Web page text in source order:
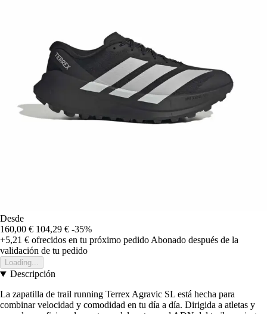
Desde
160,00 € 104,29 € -35%
+5,21 € ofrecidos en tu próximo pedidoAbonado después de la
validación de tu pedido
Loading...
Descripción
La zapatilla de trail running Terrex Agravic SL está hecha para
combinar velocidad y comodidad en tu día a día. Dirigida a atletas y